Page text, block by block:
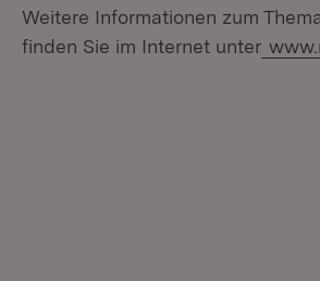
Weitere Informationen zum
finden Sie im Internet unter